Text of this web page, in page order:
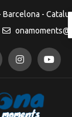
Barcelona -